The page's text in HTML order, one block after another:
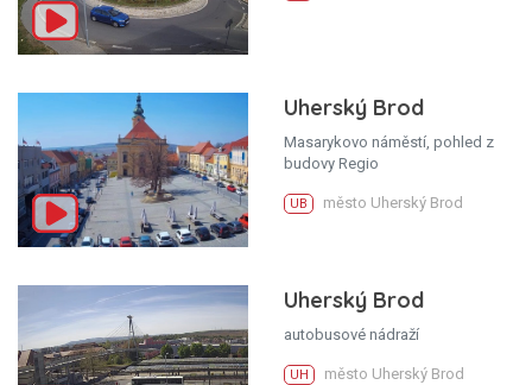
Uherský Brod
Masarykovo náměstí, pohled z
budovy Regio
UB město Uherský Brod
Uherský Brod
autobusové nádraží
UH město Uherský Brod